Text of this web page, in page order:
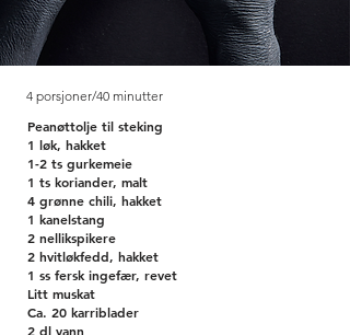
4 porsjoner/40 minutter
Peanøttolje til steking
1 løk, hakket
1-2 ts gurkemeie
1 ts koriander, malt
4 grønne chili, hakket
1 kanelstang
2 nellikspikere
2 hvitløkfedd, hakket
1 ss fersk ingefær, revet
Litt muskat
Ca. 20 karriblader
2 dl vann